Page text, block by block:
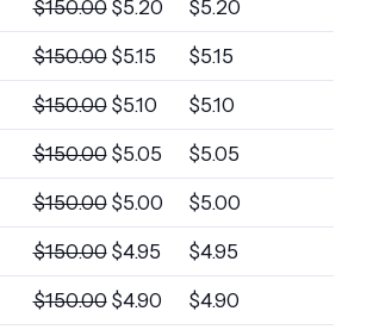
$150.00 $5.20 $5.20
$150.00 $5.15 $5.15
$150.00 $5.10 $5.10
$150.00 $5.05 $5.05
$150.00 $5.00 $5.00
$150.00 $4.95 $4.95
$150.00 $4.90 $4.90